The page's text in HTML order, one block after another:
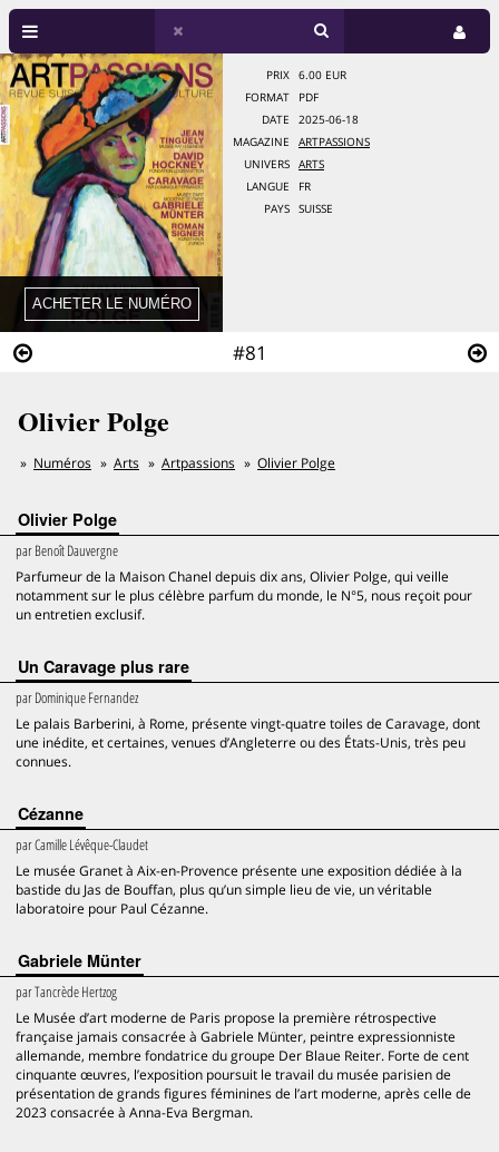
#81
PRIX
6.00 EUR
FORMAT
PDF
DATE
2025-06-18
MAGAZINE
ARTPASSIONS
UNIVERS
ARTS
LANGUE
FR
PAYS
SUISSE
Olivier Polge
Numéros Arts Artpassions Olivier Polge
Olivier Polge
parBenoît Dauvergne
Parfumeur de la Maison Chanel depuis dix ans, Olivier Polge, qui veille
notamment sur le plus célèbre parfum du monde, le N°5, nous reçoit pour
un entretien exclusif.
Un Caravage plus rare
parDominique Fernandez
Le palais Barberini, à Rome, présente vingt-quatre toiles de Caravage, dont
une inédite, et certaines, venues d’Angleterre ou des États-Unis, très peu
connues.
Cézanne
parCamille Lévêque-Claudet
Le musée Granet à Aix-en-Provence présente une exposition dédiée à la
bastide du Jas de Bouffan, plus qu’un simple lieu de vie, un véritable
laboratoire pour Paul Cézanne.
Gabriele Münter
parTancrède Hertzog
Le Musée d’art moderne de Paris propose la première rétrospective
française jamais consacrée à Gabriele Münter, peintre expressionniste
allemande, membre fondatrice du groupe Der Blaue Reiter. Forte de cent
cinquante œuvres, l’exposition poursuit le travail du musée parisien de
présentation de grands figures féminines de l’art moderne, après celle de
2023 consacrée à Anna-Eva Bergman.